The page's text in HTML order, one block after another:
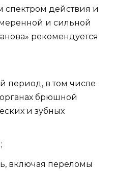
спектром действия и
и сильной
рекомендуется
период, в том числе
брюшной
и зубных
включая переломы